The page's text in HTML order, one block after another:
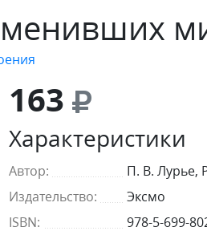
163
Характеристики
Автор:
П. В. Лурье,
Издательство:
Эксмо
ISBN:
978-5-699-